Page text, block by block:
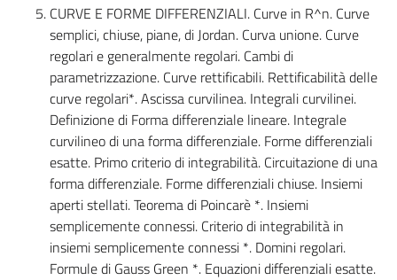
CURVE E FORME DIFFERENZIALI. Curve in R^n. Curve
semplici, chiuse, piane, di Jordan. Curva unione. Curve
regolari e generalmente regolari. Cambi di
parametrizzazione. Curve rettificabili. Rettificabilità delle
curve regolari*. Ascissa curvilinea. Integrali curvilinei.
Definizione di Forma differenziale lineare. Integrale
curvilineo di una forma differenziale. Forme differenziali
esatte. Primo criterio di integrabilità. Circuitazione di una
forma differenziale. Forme differenziali chiuse. Insiemi
aperti stellati. Teorema di Poincarè *. Insiemi
semplicemente connessi. Criterio di integrabilità in
insiemi semplicemente connessi *. Domini regolari.
Formule di Gauss Green *. Equazioni differenziali esatte.